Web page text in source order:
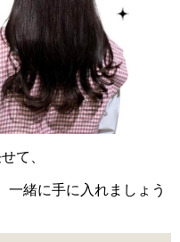
て、
一緒に手に入れましょう